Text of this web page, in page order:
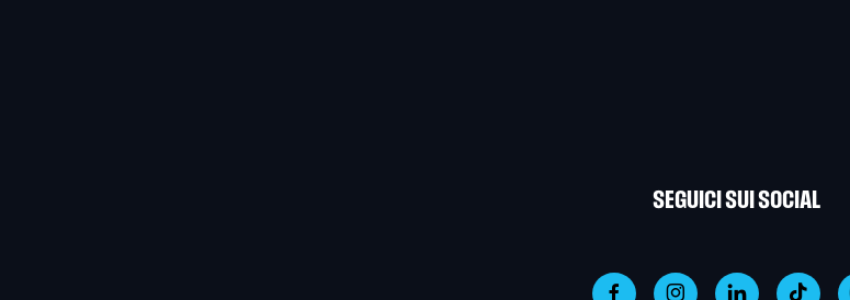
SEGUICI SUI SOCIAL